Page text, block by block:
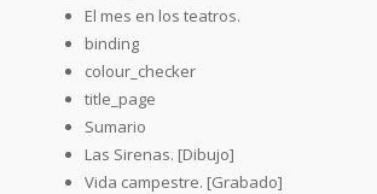
El mes en los teatros.
binding
colour_checker
title_page
Sumario
Las Sirenas. [Dibujo]
Vida campestre. [Grabado]